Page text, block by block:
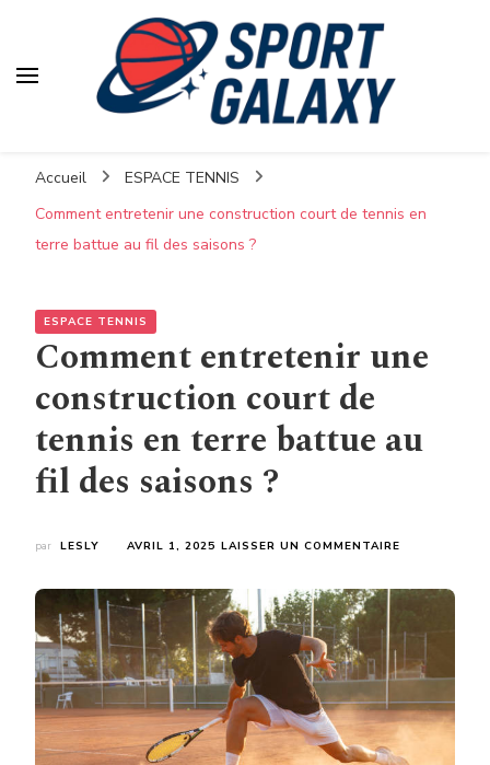
Accueil
ESPACE TENNIS
Comment entretenir une construction court de tennis en
terre battue au fil des saisons ?
ESPACE TENNIS
Comment entretenir une
construction court de
tennis en terre battue au
fil des saisons ?
par LESLY AVRIL 1, 2025 LAISSER UN COMMENTAIRE
DE
TENNIS
EN
TERRE
AU